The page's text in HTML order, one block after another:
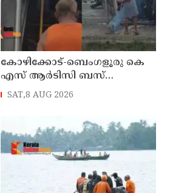
കോഴിക്കോട്-ബെംഗളൂരു കെ
എസ് ആര്‍ടിസി ബസ്
നിയന്ത്രണം വിട്ട് തലകീഴായി
SAT,8 AUG 2026